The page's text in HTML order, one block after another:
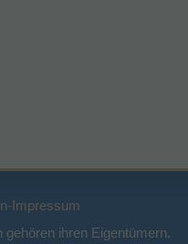
-Impressum
ihren Eigentümern.